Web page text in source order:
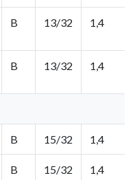
B 13/32 1,4
B 13/32 1,4
B 15/32 1,4
B 15/32 1,4